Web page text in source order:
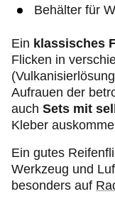
Behälter für
Ein klassisches
Flicken in
Aufrauen der
auch Sets mit
Kleber
Ein gutes
Werkzeug und
besonders auf